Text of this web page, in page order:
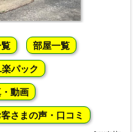
部屋一覧
パック
動画
さまの声・口コミ